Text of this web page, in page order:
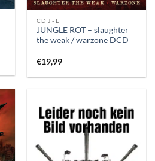
CD J - L
JUNGLE ROT – slaughter
the weak / warzone DCD
€19,99